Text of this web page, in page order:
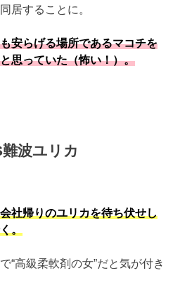
居することに。
安らげる場所であるマコチを
思っていた（怖い！）。
波ユリカ
社帰りのユリカを待ち伏せし
。
“高級柔軟剤の女”だと気が付き